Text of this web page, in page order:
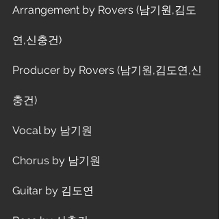
Arrangement by Rovers (남기원,김도
연,신충건)
Producer by Rovers (남기원,김도연,신
충건)
Vocal by 남기원
Chorus by 남기원
Guitar by 김도연